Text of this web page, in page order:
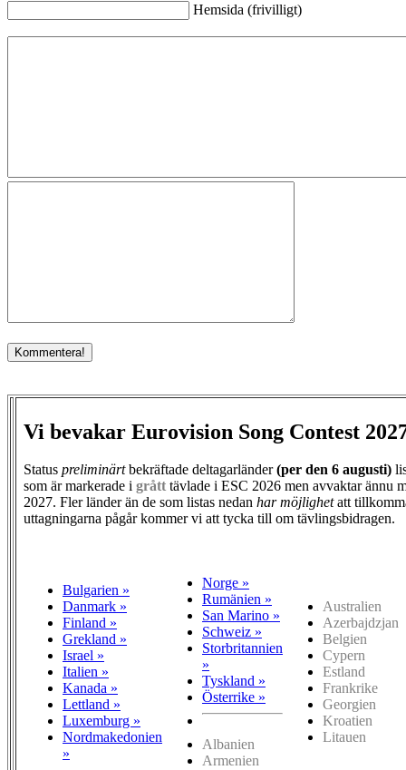
Hemsida (frivilligt)
Vi bevakar Eurovision Song Contest
Status preliminärtbekräftade deltagarländer(per den 6 augusti)
som är markerade i grått tävlade i ESC 2026 men avvaktar ännu
2027. Fler länder än de som listas nedan har möjlighetatt
uttagningarna pågår kommer vi att tycka till om tävlingsbidragen.
Bulgarien »
Danmark »
Finland »
Grekland »
Israel »
Italien »
Kanada »
Lettland »
Luxemburg »
Nordmakedonien
»
Norge »
Rumänien »
San Marino »
Schweiz »
Storbritannien
»
Tyskland »
Österrike »
Albanien
Armenien
Australien
Azerbajdzjan
Belgien
Cypern
Estland
Frankrike
Georgien
Kroatien
Litauen